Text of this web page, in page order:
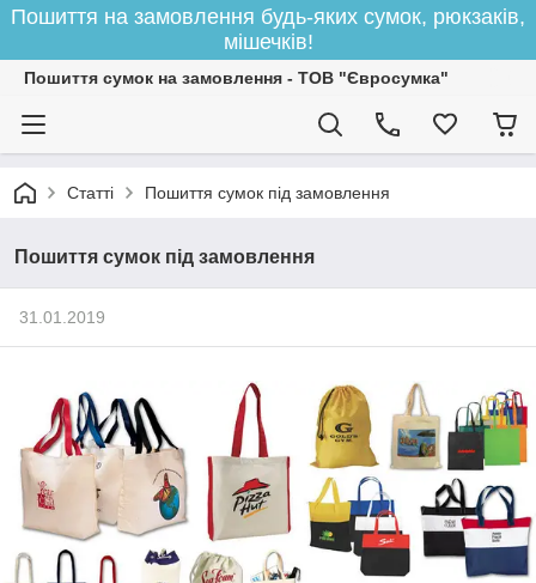
Пошиття на замовлення будь-яких сумок, рюкзаків,
мішечків!
Пошиття сумок на замовлення - ТОВ "Євросумка"
Статті Пошиття сумок під замовлення
Пошиття сумок під замовлення
31.01.2019